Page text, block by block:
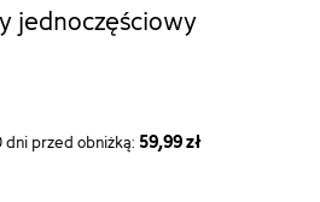
jednoczęściowy
dni przed obniżką: 59,99 zł